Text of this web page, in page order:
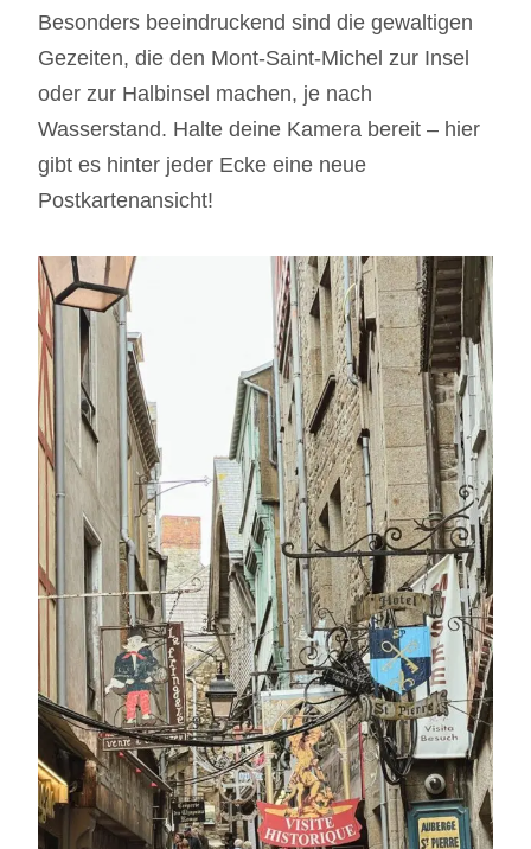
Besonders beeindruckend sind die gewaltigen
Gezeiten, die den Mont-Saint-Michel zur Insel
oder zur Halbinsel machen, je nach
Wasserstand. Halte deine Kamera bereit – hier
gibt es hinter jeder Ecke eine neue
Postkartenansicht!